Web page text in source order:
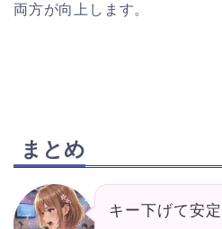
両方が向上します。
まとめ
キー下げて安